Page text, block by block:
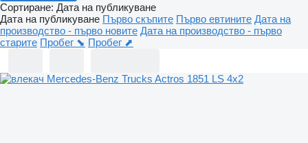
Сортиране: Дата на публикуване
Дата на публикуване Първо скъпите Първо евтините Дата на
производство - първо новите Дата на производство - първо
старите Пробег ⬊ Пробег ⬈